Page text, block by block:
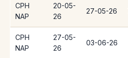
CPH
NAP
20-05-
26
27-05-26
CPH
NAP
27-05-
26
03-06-26